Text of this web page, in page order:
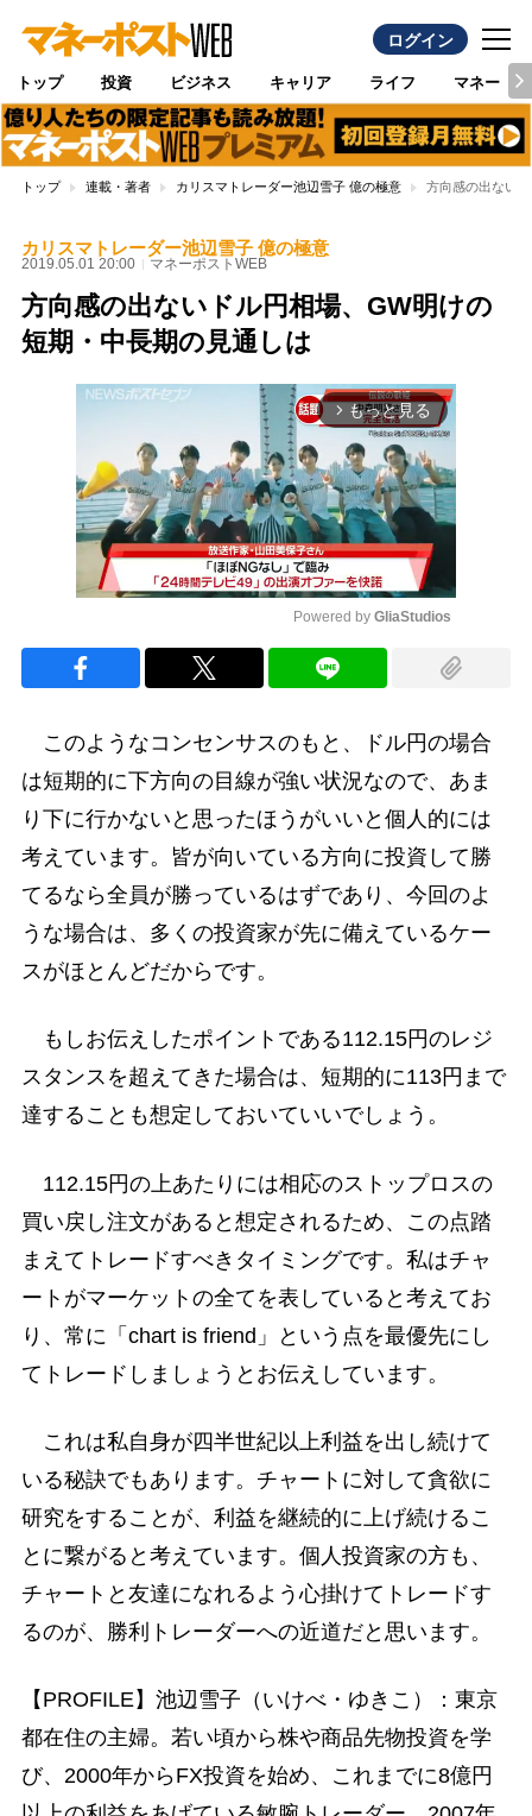
ログイン
トップ 投資 ビジネス キャリア ライフ マネー
トップ 連載・著者 カリスマトレーダー池辺雪子 億の極意 方向感の出ない
カリスマトレーダー池辺雪子 億の極意
2019.05.01 20:00 マネーポストWEB
方向感の出ないドル円相場、GW明けの
短期・中長期の見通しは
arrow_forward_ios もっと見る
Powered by GliaStudios
このようなコンセンサスのもと、ドル円の場合
は短期的に下方向の目線が強い状況なので、あま
り下に行かないと思ったほうがいいと個人的には
考えています。皆が向いている方向に投資して勝
てるなら全員が勝っているはずであり、今回のよ
うな場合は、多くの投資家が先に備えているケー
スがほとんどだからです。
もしお伝えしたポイントである112.15円のレジ
スタンスを超えてきた場合は、短期的に113円まで
達することも想定しておいていいでしょう。
112.15円の上あたりには相応のストップロスの
買い戻し注文があると想定されるため、この点踏
まえてトレードすべきタイミングです。私はチャ
ートがマーケットの全てを表していると考えてお
り、常に「chart is friend」という点を最優先にし
てトレードしましょうとお伝えしています。
これは私自身が四半世紀以上利益を出し続けて
いる秘訣でもあります。チャートに対して貪欲に
研究をすることが、利益を継続的に上げ続けるこ
とに繋がると考えています。個人投資家の方も、
チャートと友達になれるよう心掛けてトレードす
るのが、勝利トレーダーへの近道だと思います。
【PROFILE】池辺雪子（いけべ・ゆきこ）：東京
都在住の主婦。若い頃から株や商品先物投資を学
び、2000年からFX投資を始め、これまでに8億円